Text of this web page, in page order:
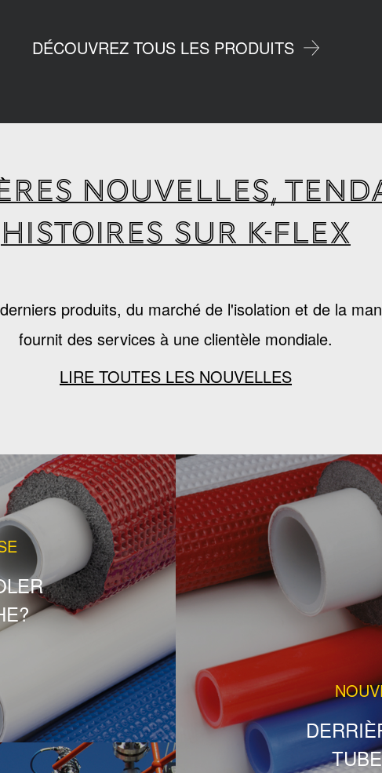
DÉCOUVREZ TOUS LES PRODUITS
NOUVELLES,
HISTOIRES SUR K-FLEX
produits, du marché de l'isolation et de la
fournit des services à une clientèle mondiale.
LIRE TOUTES LES NOUVELLES